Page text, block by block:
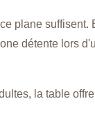
plane suffisent.
détente lors
la table